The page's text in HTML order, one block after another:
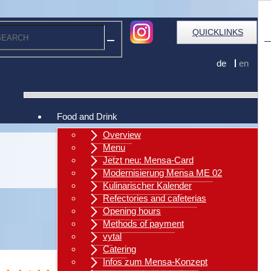
Food and Drink
Overview
Menu
Jetzt neu: Mensa-Card
Modernisierung Mensa ME 02
Kulinarischer Kalender
Refectories and cafeterias
Opening hours
Methods of payment
vytal
Catering
Infos zum Mensa-Konzept
QUICKLINKS
de en